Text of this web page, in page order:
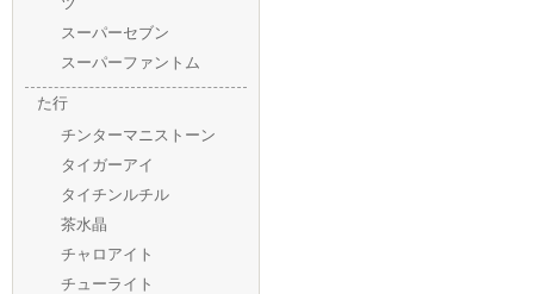
スーパーセブン
スーパーファントム
た行
チンターマニストーン
タイガーアイ
タイチンルチル
茶水晶
チャロアイト
チューライト